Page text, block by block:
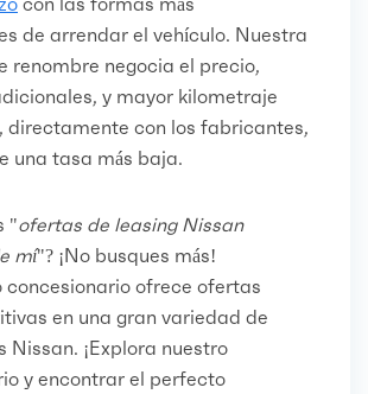
de arrendar el vehículo. Nuestra
renombre negocia el precio,
y mayor kilometraje
directamente con los fabricantes,
una tasa más baja.
"ofertas de leasing Nissan
mí"? ¡No busques más!
concesionario ofrece ofertas
en una gran variedad de
Nissan. ¡Explora nuestro
y encontrar el perfecto